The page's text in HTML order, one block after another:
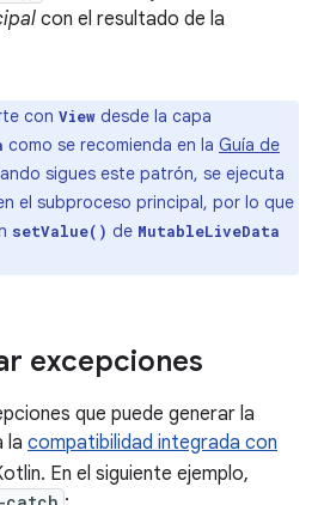
con el resultado de la
con View desde la capa
como se recomienda en la Guía de
sigues este patrón, se ejecuta
el subproceso principal, por lo que
setValue() de MutableLiveData
excepciones
que puede generar la
la compatibilidad integrada con
En el siguiente ejemplo,